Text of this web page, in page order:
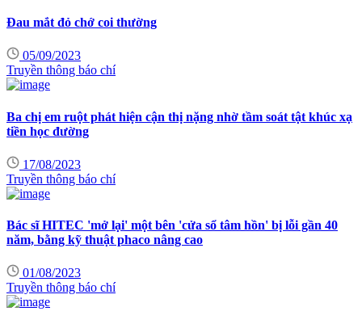
Đau mắt đỏ chớ coi thường
05/09/2023
Truyền thông báo chí
Ba chị em ruột phát hiện cận thị nặng nhờ tầm soát tật khúc xạ
tiền học đường
17/08/2023
Truyền thông báo chí
Bác sĩ HITEC 'mở lại' một bên 'cửa sổ tâm hồn' bị lỗi gần 40
năm, bằng kỹ thuật phaco nâng cao
01/08/2023
Truyền thông báo chí